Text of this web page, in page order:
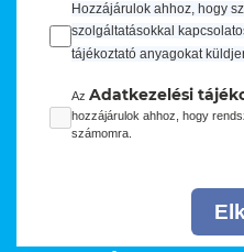
Hozzájárulok ahhoz, hogy
szolgáltatásokkal
tájékoztató anyagokat
Az Adatkezelési
hozzájárulok ahhoz, hogy
számomra.